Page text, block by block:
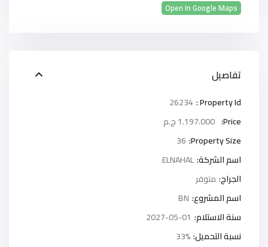
Open In Google Maps
تفاصيل
Property Id :
26234
Price: 1.197.000 ج.م
Property Size:
36
اسم الشركة:ELNAHAL
الجراج: متوفر
اسم المشروع: BN
سنة الاستلام: 2027-05-01
نسبة التحميل:33%